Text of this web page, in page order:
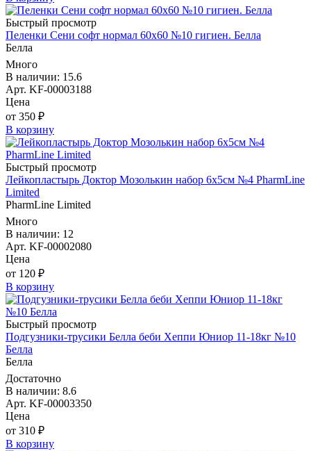
Быстрый просмотр
Пеленки Сени софт нормал 60х60 №10 гигиен. Белла
Белла
Много
В наличии: 15.6
Арт. KF-00003188
Цена
от 350 ₽
В корзину
Быстрый просмотр
Лейкопластырь Доктор Мозолькин набор 6х5см №4 PharmLine
Limited
PharmLine Limited
Много
В наличии: 12
Арт. KF-00002080
Цена
от 120 ₽
В корзину
Быстрый просмотр
Подгузники-трусики Белла беби Хеппи Юниор 11-18кг №10
Белла
Белла
Достаточно
В наличии: 8.6
Арт. KF-00003350
Цена
от 310 ₽
В корзину